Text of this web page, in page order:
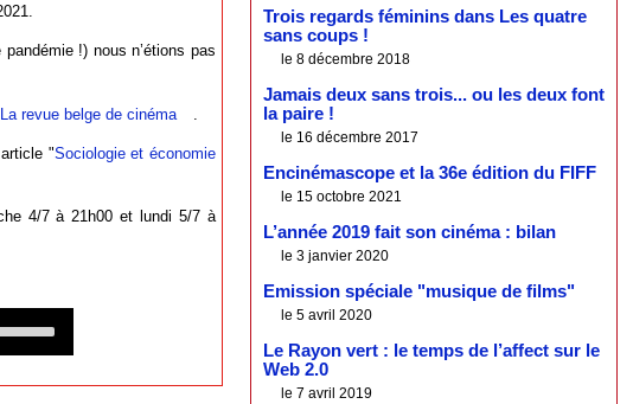
!) nous n’étions pas
La revue belge de cinéma
"Sociologie et économie
4/7 à 21h00 et lundi 5/7 à
Down
Trois regards féminins dans Les quatre
sans coups !
le 8 décembre 2018
Jamais deux sans trois... ou les deux font
la paire !
le 16 décembre 2017
Encinémascope et la 36e édition du FIFF
le 15 octobre 2021
L’année 2019 fait son cinéma : bilan
le 3 janvier 2020
Emission spéciale "musique de films"
le 5 avril 2020
Le Rayon vert : le temps de l’affect sur le
Web 2.0
le 7 avril 2019